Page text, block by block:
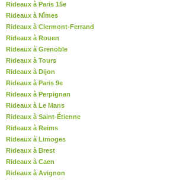
Rideaux à Paris 15e
Rideaux à Nîmes
Rideaux à Clermont-Ferrand
Rideaux à Rouen
Rideaux à Grenoble
Rideaux à Tours
Rideaux à Dijon
Rideaux à Paris 9e
Rideaux à Perpignan
Rideaux à Le Mans
Rideaux à Saint-Étienne
Rideaux à Reims
Rideaux à Limoges
Rideaux à Brest
Rideaux à Caen
Rideaux à Avignon